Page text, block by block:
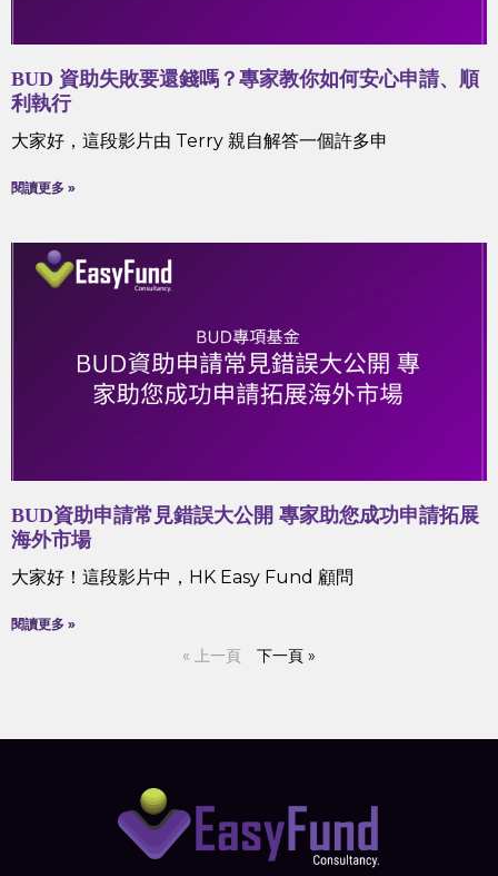
BUD 資助失敗要還錢嗎？專家教你如何安心申請、順
利執行
大家好，這段影片由 Terry 親自解答一個許多申
閱讀更多 »
BUD資助申請常見錯誤大公開 專家助您成功申請拓展
海外市場
大家好！這段影片中，HK Easy Fund 顧問
閱讀更多 »
« 上一頁 下一頁 »